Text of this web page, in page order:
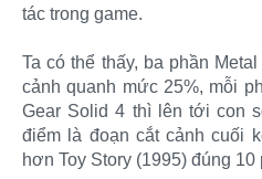
tác trong game.
Ta có thể thấy, ba phần
cảnh quanh mức 25%, mỗi
Gear Solid 4 thì lên tới con
điểm là đoạn cắt cảnh cuối
hơn Toy Story (1995) đúng 10